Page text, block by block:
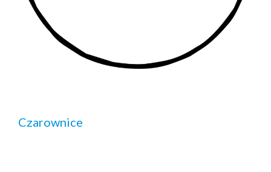
Czarownice